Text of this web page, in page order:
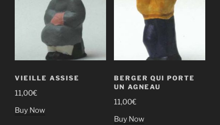
VIEILLE ASSISE
11,00€
Buy Now
BERGER QUI PORTE
UN AGNEAU
11,00€
Buy Now